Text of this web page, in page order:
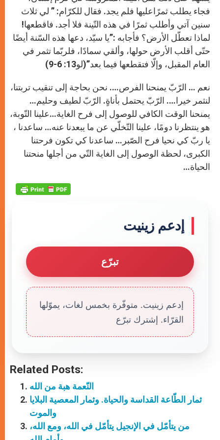
فجاء يطلب ثمرًاعليها فلم يجد. فقال للكرّام: ” لي ثلاث
سنين آتي وأطلب ثمرًا في هذه التّينة فلا أجد. فاقطعها!
لماذا تعطّل الأرض؟ فأجابه :”يا سيّد، دعها هذه السّنة أيضًا
حتّى أقلب الأرض حولها، وألقي سمادًا، فلربّما تثمر في
العام المقبل، وإلّا فتقطعها فيما بعد”(لو13: 6-9)
نعم … الرّبّ يمنحنا الفرص…. نحن بحاجة إلى تنقيب تربتنا،
لنثمر خيرا…. الرّبّ يحتمل بأناةٍ. الرّبّ لطيف وحليم…
يمنحنا الوقت الكافي للوصول إلى فرح الغاية…علينا التّوبة،
هو ينتظرنا دومًا، علينا التّخلّي عن ما يبعدنا عنه… ساعدنا ،
يا ربّ كي نحيا فرح الصّبر… ساعدنا كي تكون فرحتنا
الكبرى، لحظة الوصول إلى الغاية التّي من أجلها منحتنا
الحياة…
إدعم زينيت
تبرّع
إدعم زينيت. متوفّرة بخمس لغات، يموّلها
القرّاء. إشترك تبرّع
Related Posts:
النّعمة هبة من الله
ثمار الطّاعة القداسة والحياة. وثمار المعصية البلايا
والموت
من يتأمّل في الإنجيل يتأمّل في الله، ومع الله،